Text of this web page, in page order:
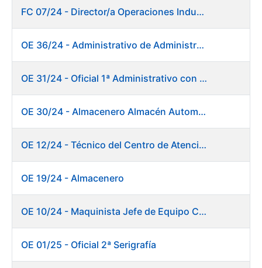
FC 07/24 - Director/a Operaciones Industriales
OE 36/24 - Administrativo de Administración de Personal
OE 31/24 - Oficial 1ª Administrativo con inglés y francés
OE 30/24 - Almacenero Almacén Automático
OE 12/24 - Técnico del Centro de Atención a Usuarios
OE 19/24 - Almacenero
OE 10/24 - Maquinista Jefe de Equipo Corte y Enfajado
OE 01/25 - Oficial 2ª Serigrafía